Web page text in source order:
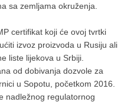
sa zemljama okruženja.
certifikat koji će ovoj tvrtki
izvoz proizvoda u Rusiju ali
liste lijekova u Srbiji.
od dobivanja dozvole za
u Sopotu, početkom 2016.
nadležnog regulatornog